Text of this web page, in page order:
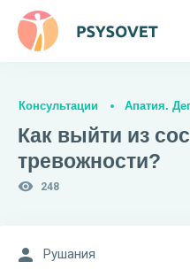
Консультации Апатия.
Как выйти из
тревожности?
248
Рушания